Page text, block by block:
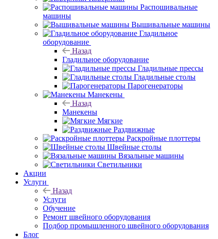
Распошивальные
машины
Вышивальные машины
Гладильное
оборудование
Назад
Гладильное оборудование
Гладильные прессы
Гладильные столы
Парогенераторы
Манекены
Назад
Манекены
Мягкие
Раздвижные
Раскройные плоттеры
Швейные столы
Вязальные машины
Светильники
Акции
Услуги
Назад
Услуги
Обучение
Ремонт швейного оборудования
Подбор промышленного швейного оборудования
Блог